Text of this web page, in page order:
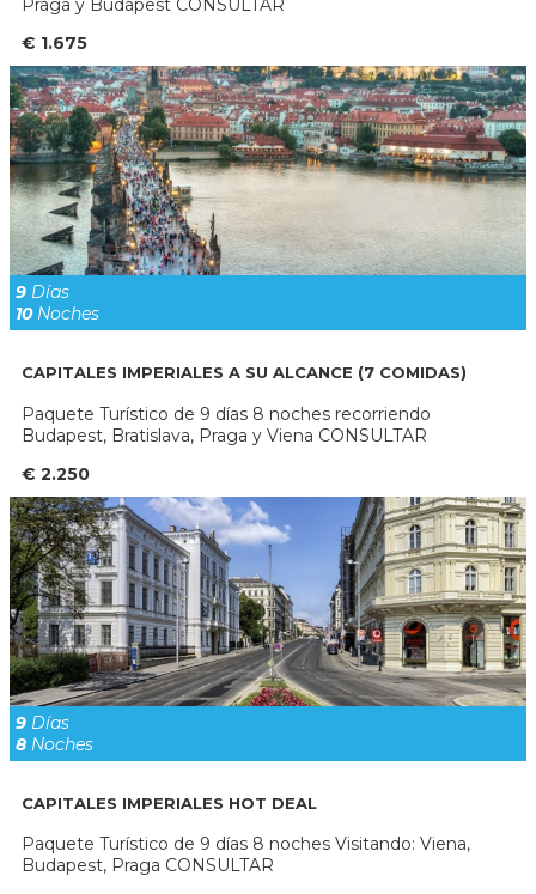
Praga y Budapest CONSULTAR
€ 1.675
9 Días
10Noches
CAPITALES IMPERIALES A SU ALCANCE (7 COMIDAS)
Paquete Turístico de 9 días 8 noches recorriendo
Budapest, Bratislava, Praga y Viena CONSULTAR
€ 2.250
9 Días
8 Noches
CAPITALES IMPERIALES HOT DEAL
Paquete Turístico de 9 días 8 noches Visitando: Viena,
Budapest, Praga CONSULTAR